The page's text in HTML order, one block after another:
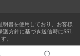
明書を使用しており、お客様
方針に基づき送信時にSSL
。